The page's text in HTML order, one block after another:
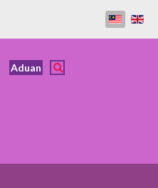
Aduan